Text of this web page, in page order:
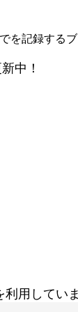
を記録するブ
中！
利用してい